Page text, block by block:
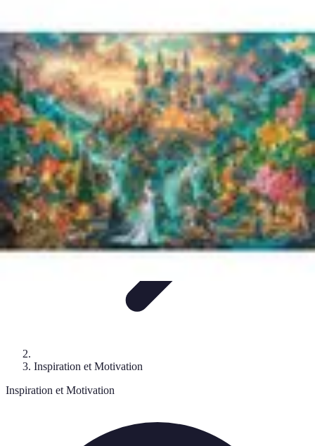
LégendesActualitésDesign
Legends F1
Inspiration et Motivation
Inspiration et Motivation